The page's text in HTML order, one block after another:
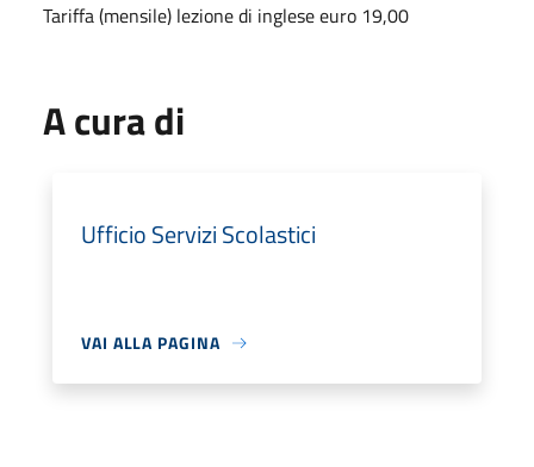
Tariffa (mensile) lezione di inglese euro 19,00
A cura di
Ufficio Servizi Scolastici
VAI ALLA PAGINA